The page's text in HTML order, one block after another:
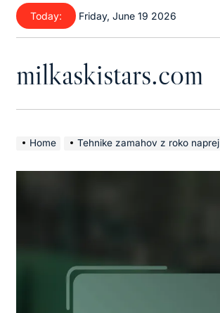
Skip
content
Today: Friday, June 19 2026
milkaskistars.com
Home Tehnike zamahov z roko naprej